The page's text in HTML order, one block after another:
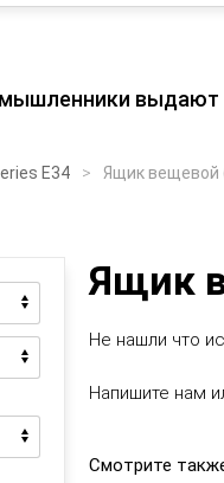
выдают
E34 Ящик вещевой
Ящик
Не нашли что
Напишите нам
Смотрите